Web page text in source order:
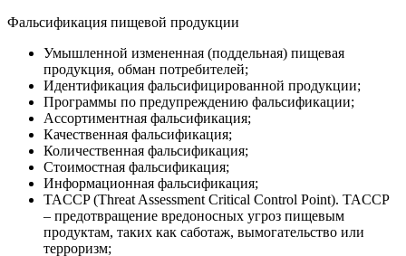
Фальсификация пищевой продукции
Умышленной измененная (поддельная) пищевая
продукция, обман потребителей;
Идентификация фальсифицированной продукции;
Программы по предупреждению фальсификации;
Ассортиментная фальсификация;
Качественная фальсификация;
Количественная фальсификация;
Стоимостная фальсификация;
Информационная фальсификация;
TACCP (Threat Assessment Critical Control Point). TACCP
– предотвращение вредоносных угроз пищевым
продуктам, таких как саботаж, вымогательство или
терроризм;